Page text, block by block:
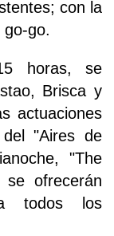
con la
go.
horas, se
Brisca y
actuaciones
"Aires de
"The
ofrecerán
todos los